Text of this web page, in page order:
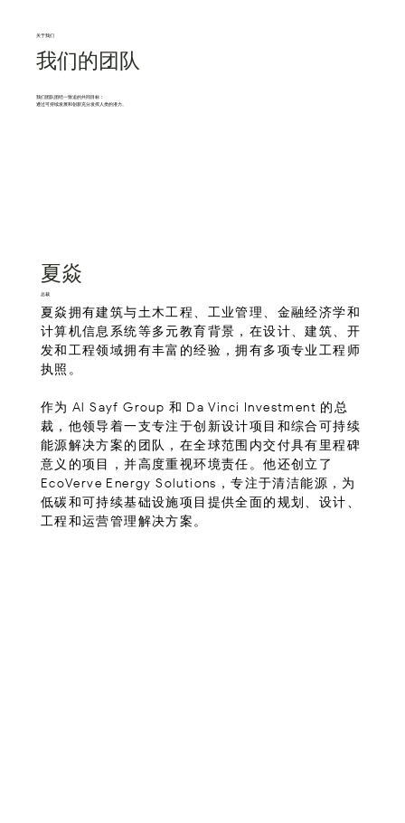
关于我们
我们的团队
我们团队团结一致追的共同目标：
通过可持续发展和创新充分发挥人类的潜力。
夏焱
总裁
夏焱拥有建筑与土木工程、工业管理、金融经济学和
计算机信息系统等多元教育背景，在设计、建筑、开
发和工程领域拥有丰富的经验，拥有多项专业工程师
执照。
作为 Al Sayf Group 和 Da Vinci Investment 的总
裁，他领导着一支专注于创新设计项目和综合可持续
能源解决方案的团队，在全球范围内交付具有里程碑
意义的项目，并高度重视环境责任。他还创立了
EcoVerve Energy Solutions，专注于清洁能源，为
低碳和可持续基础设施项目提供全面的规划、设计、
工程和运营管理解决方案。